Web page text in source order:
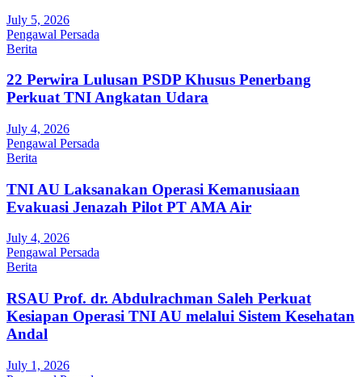
July 5, 2026
Pengawal Persada
Berita
22 Perwira Lulusan PSDP Khusus Penerbang
Perkuat TNI Angkatan Udara
July 4, 2026
Pengawal Persada
Berita
TNI AU Laksanakan Operasi Kemanusiaan
Evakuasi Jenazah Pilot PT AMA Air
July 4, 2026
Pengawal Persada
Berita
RSAU Prof. dr. Abdulrachman Saleh Perkuat
Kesiapan Operasi TNI AU melalui Sistem Kesehatan
Andal
July 1, 2026